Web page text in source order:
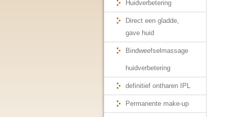
Huidverbetering
Direct een gladde,
gave huid
Bindweefselmassage
huidverbetering
definitief ontharen IPL
Permanente make-up